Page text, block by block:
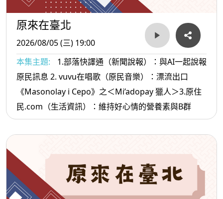
原來在臺北
2026/08/05 (三) 19:00
本集主題:
1.部落快譯通（新聞說報）：與AI一起說報
原民訊息 2. vuvu在唱歌（原民音樂）：漂流出口
《Masonolay i Cepo》之＜Mi’adopay 獵人＞3.原住
民.com（生活資訊）：維持好心情的營養素與B群